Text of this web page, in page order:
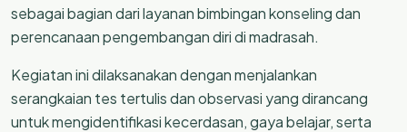
sebagai bagian dari layanan bimbingan konseling dan
perencanaan pengembangan diri di madrasah.
Kegiatan ini dilaksanakan dengan menjalankan
serangkaian tes tertulis dan observasi yang dirancang
untuk mengidentifikasi kecerdasan, gaya belajar, serta